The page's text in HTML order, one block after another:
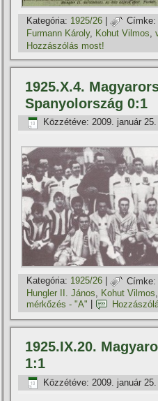
Kategória: 1925/26 | Címke:
Furmann Károly, Kohut Vilmos,
Hozzászólás most!
1925.X.4.
Spanyolország 0:1
Közzétéve: 2009. január
Kategória: 1925/26 | Címke:
Hungler II. János, Kohut Vilmos
mérkőzés - "A"
1925.IX.20.
1:1
Közzétéve: 2009. január